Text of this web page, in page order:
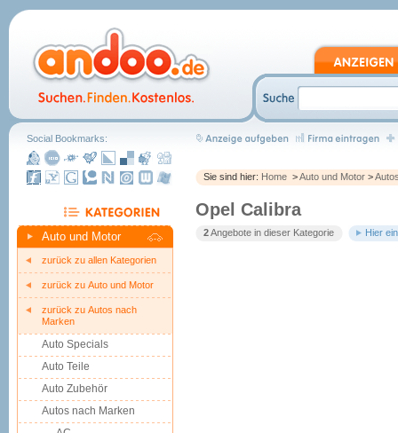
Sie sind hier: Home >Auto und Motor >
Opel Calibra
2Angebote in dieser Kategorie Hier
Social Bookmarks:
Auto und Motor
zurück zu allen Kategorien
zurück zu Auto und Motor
zurück zu Autos nach
Marken
Auto Specials
Auto Teile
Auto Zubehör
Autos nach Marken